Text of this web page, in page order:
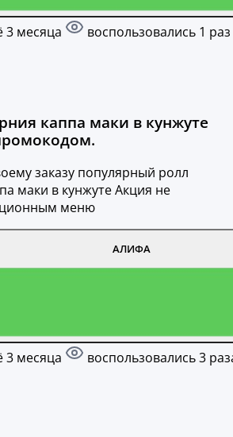
3 месяца воспользовались 1 раз
каппа маки в кунжуте
заказу популярный ролл
маки в кунжуте Акция не
меню
АЛИФА
3 месяца воспользовались 3